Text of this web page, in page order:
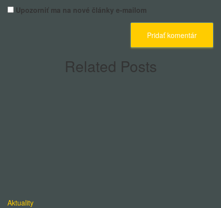
Upozorniť ma na nové články e-mailom
Related Posts
Aktuality